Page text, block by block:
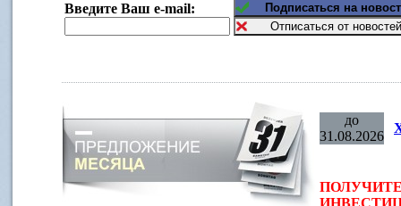
Введите Ваш e-mail:
до
31.08.2026